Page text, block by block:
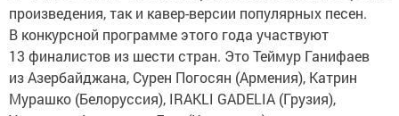
произведения, так и кавер-версии популярных песен.
В конкурсной программе этого года участвуют
13 финалистов из шести стран. Это Теймур Ганифаев
из Азербайджана, Сурен Погосян (Армения), Катрин
Мурашко (Белоруссия), IRAKLI GADELIA (Грузия),